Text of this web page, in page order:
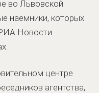
во Львовской
наемники, которых
Новости
центре
агентства,